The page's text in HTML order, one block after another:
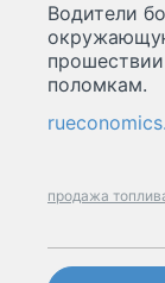
Водители
поломкам.
продажа